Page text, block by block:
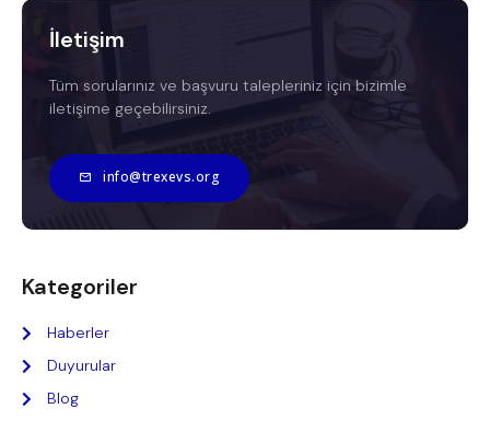
İletişim
Tüm sorularınız ve başvuru talepleriniz için bizimle
iletişime geçebilirsiniz.
info@trexevs.org
Kategoriler
Haberler
Duyurular
Blog